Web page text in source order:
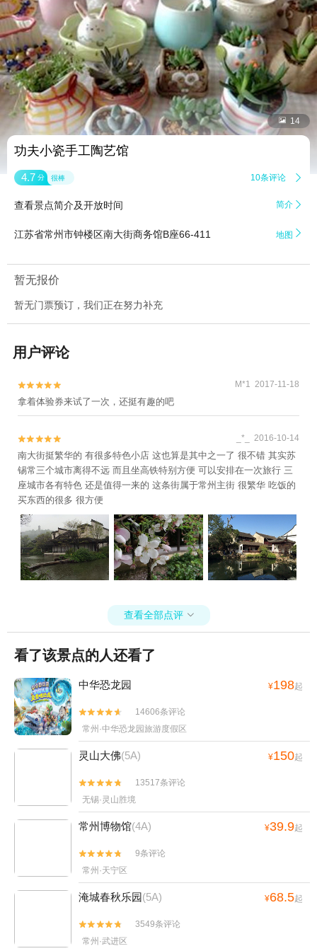
 14
功夫小瓷手工陶艺馆
4.7 分 很棒 10条评论 
查看景点简介及开放时间 简介 
江苏省常州市钟楼区南大街商务馆B座66-411 地图 
暂无报价
暂无门票预订，我们正在努力补充
用户评论

 M*1 2017-11-18
拿着体验券来试了一次，还挺有趣的吧

 _*_ 2016-10-14
南大街挺繁华的 有很多特色小店 这也算是其中之一了 很不错 其实苏
锡常三个城市离得不远 而且坐高铁特别方便 可以安排在一次旅行 三
座城市各有特色 还是值得一来的 这条街属于常州主街 很繁华 吃饭的
买东西的很多 很方便
查看全部点评 
看了该景点的人还看了
中华恐龙园 ¥198起


14606条评论
常州·中华恐龙园旅游度假区
灵山大佛(5A) ¥150起


13517条评论
无锡·灵山胜境
常州博物馆(4A) ¥39.9起


9条评论
常州·天宁区
淹城春秋乐园(5A) ¥68.5起


3549条评论
常州·武进区
